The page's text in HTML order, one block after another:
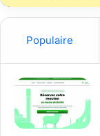
Populaire